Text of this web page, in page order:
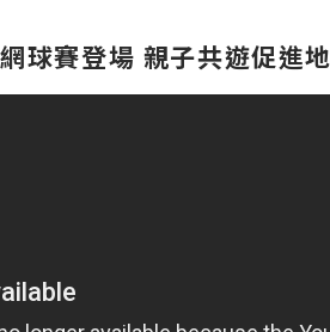
光復鄉
球賽登場 親子共遊促進